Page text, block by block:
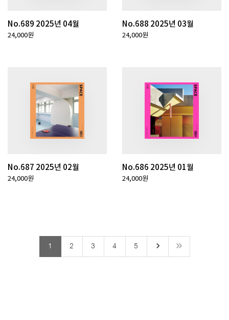
No.689 2025년 04월
24,000원
No.688 2025년 03월
24,000원
No.687 2025년 02월
24,000원
No.686 2025년 01월
24,000원
1 2 3 4 5 keyboard_arrow_right